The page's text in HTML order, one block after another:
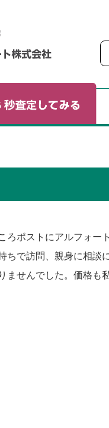
ろポストにアルフォー
ちで訪問、親身に相談
ませんでした。価格も